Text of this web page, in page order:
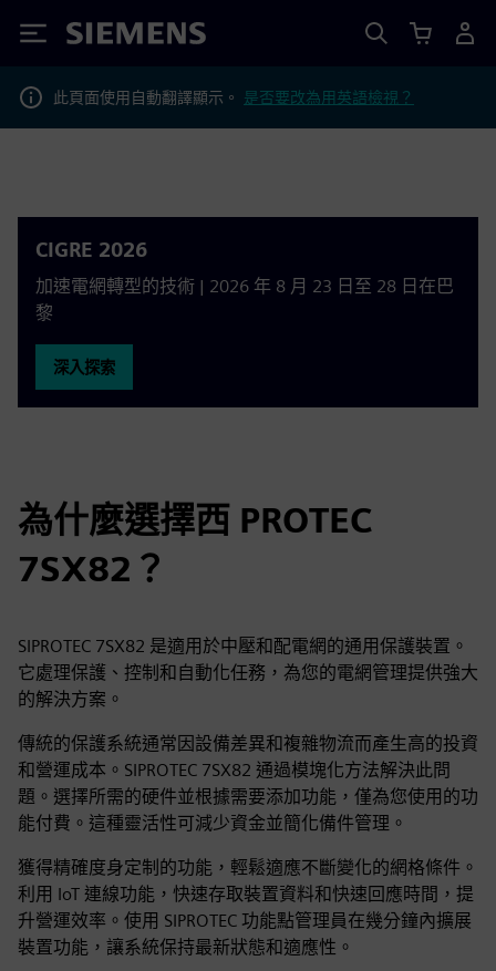
Siemens
此頁面使用自動翻譯顯示。 是否要改為用英語檢視？
CIGRE 2026
加速電網轉型的技術 | 2026 年 8 月 23 日至 28 日在巴
黎
深入探索
為什麼選擇西 PROTEC
7SX82？
SIPROTEC 7SX82 是適用於中壓和配電網的通用保護裝置。
它處理保護、控制和自動化任務，為您的電網管理提供強大
的解決方案。
傳統的保護系統通常因設備差異和複雜物流而產生高的投資
和營運成本。SIPROTEC 7SX82 通過模塊化方法解決此問
題。選擇所需的硬件並根據需要添加功能，僅為您使用的功
能付費。這種靈活性可減少資金並簡化備件管理。
獲得精確度身定制的功能，輕鬆適應不斷變化的網格條件。
利用 IoT 連線功能，快速存取裝置資料和快速回應時間，提
升營運效率。使用 SIPROTEC 功能點管理員在幾分鐘內擴展
裝置功能，讓系統保持最新狀態和適應性。